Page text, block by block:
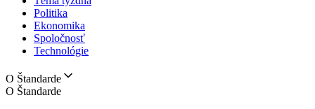
Politika
Ekonomika
Spoločnosť
Technológie
O Štandarde
O Štandarde